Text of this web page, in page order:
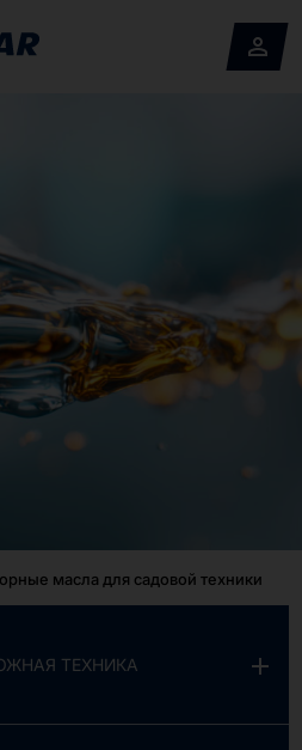
масла для садовой техники
ТЕХНИКА